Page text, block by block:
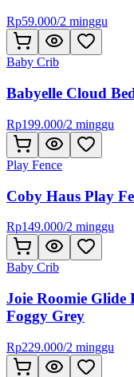
Rp59.000/2 minggu
Baby Crib
Babyelle Cloud
Rp199.000/2 minggu
Play Fence
Coby Haus Play
Rp149.000/2 minggu
Baby Crib
Joie Roomie Glide
Foggy Grey
Rp229.000/2 minggu